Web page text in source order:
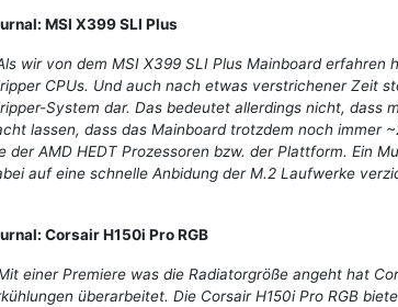
MSI X399 SLI Plus
wir von dem MSI X399 SLI Plus Mainboard
CPUs. Und auch nach etwas verstrichener Zeit
System dar. Das bedeutet allerdings nicht, dass
lassen, dass das Mainboard trotzdem noch immer
der AMD HEDT Prozessoren bzw. der Plattform. Ein
auf eine schnelle Anbidung der M.2 Laufwerke
Corsair H150i Pro RGB
einer Premiere was die Radiatorgröße angeht hat
überarbeitet. Die Corsair H150i Pro RGB